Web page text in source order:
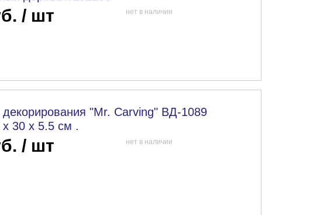
/ шт нет в наличии
декорирования "Mr. Carving" ВД-1089
30 х 5.5 см .
/ шт нет в наличии